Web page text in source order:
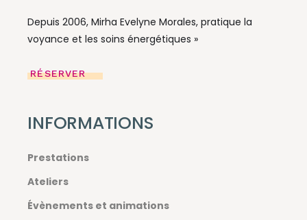
Depuis 2006, Mirha Evelyne Morales, pratique la
voyance et les soins énergétiques »
RÉSERVER
INFORMATIONS
Prestations
Ateliers
Évènements et animations